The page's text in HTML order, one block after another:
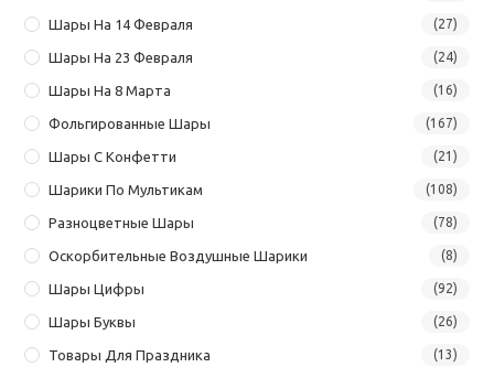
Шары На 14 Февраля (27)
Шары На 23 Февраля (24)
Шары На 8 Марта (16)
Фольгированные Шары (167)
Шары С Конфетти (21)
Шарики По Мультикам (108)
Разноцветные Шары (78)
Оскорбительные Воздушные Шарики (8)
Шары Цифры (92)
Шары Буквы (26)
Товары Для Праздника (13)